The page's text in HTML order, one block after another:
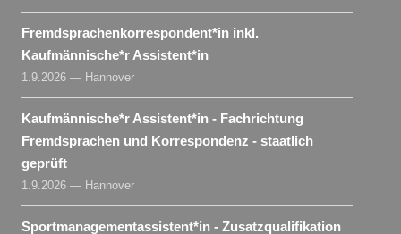
Fremdsprachenkorrespondent​*in inkl.
Kaufmännische*r Assistent​*in
1.9.2026 — Hannover
Kaufmännische*r Assistent​*in - Fachrichtung
Fremdsprachen und Korrespondenz - staatlich
geprüft
1.9.2026 — Hannover
Sportmanagementassistent​*in - Zusatzqualifikation